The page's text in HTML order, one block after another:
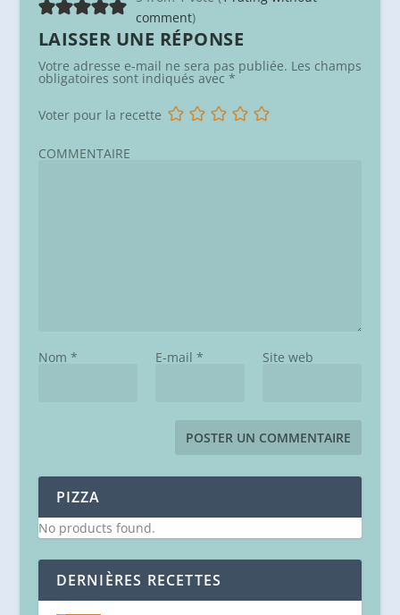
comment)
LAISSER UNE RÉPONSE
Votre adresse e-mail ne sera pas publiée. Les champs
obligatoires sont indiqués avec *
Voter pour la recette
COMMENTAIRE
Nom * E-mail * Site web
PIZZA
No products found.
DERNIÈRES RECETTES